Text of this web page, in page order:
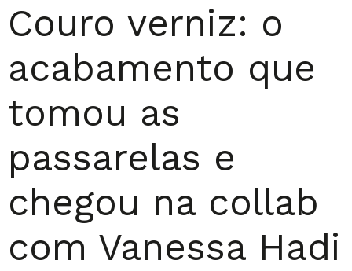
Couro verniz: o
acabamento que
tomou as
passarelas e
chegou na collab
com Vanessa Hadi